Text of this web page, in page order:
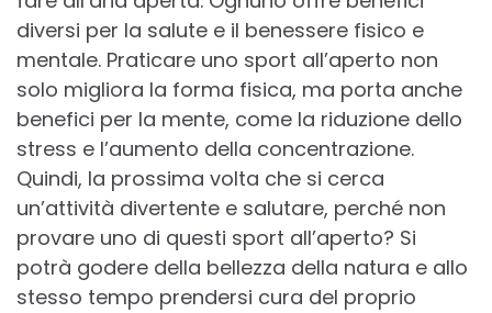
diversi per la salute e il benessere fisico e
mentale. Praticare uno sport all’aperto non
solo migliora la forma fisica, ma porta anche
benefici per la mente, come la riduzione dello
stress e l’aumento della concentrazione.
Quindi, la prossima volta che si cerca
un’attività divertente e salutare, perché non
provare uno di questi sport all’aperto? Si
potrà godere della bellezza della natura e allo
stesso tempo prendersi cura del proprio